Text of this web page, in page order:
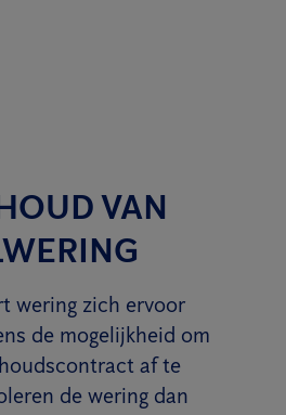
VAN
wering zich ervoor
de mogelijkheid om
af te
de wering dan